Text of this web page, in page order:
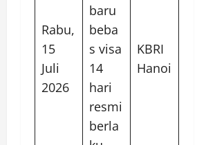
Rabu,
15
Juli
2026
baru
beba
s visa
14
hari
resmi
berla
KBRI
Hanoi